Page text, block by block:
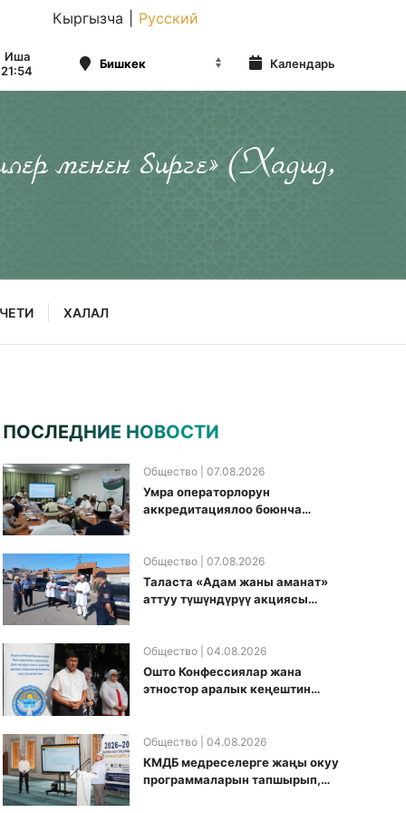
Кыргызча Русский
Иша
21:54
Календарь
менен бирге» (Хадид,
ХАЛАЛ
ПОСЛЕДНИЕ НОВОСТИ
Общество| 07.08.2026
Умра операторлорун
аккредитациялоо боюнча
Общество| 07.08.2026
Таласта «Адам жаны аманат»
аттуу түшүндүрүү акциясы
Общество| 04.08.2026
Ошто Конфессиялар жана
этностор аралык кеңештин
Общество| 04.08.2026
КМДБ медреселерге жаңы окуу
программаларын тапшырып,